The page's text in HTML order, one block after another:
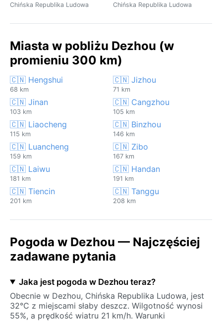
Chińska Republika Ludowa Chińska Republika Ludowa
Miasta w pobliżu Dezhou (w
promieniu 300 km)
🇨🇳 Hengshui
68 km
🇨🇳 Jizhou
71 km
🇨🇳 Jinan
103 km
🇨🇳 Cangzhou
105 km
🇨🇳 Liaocheng
115 km
🇨🇳 Binzhou
146 km
🇨🇳 Luancheng
159 km
🇨🇳 Zibo
167 km
🇨🇳 Laiwu
181 km
🇨🇳 Handan
191 km
🇨🇳 Tiencin
201 km
🇨🇳 Tanggu
208 km
Pogoda w Dezhou — Najczęściej
zadawane pytania
Jaka jest pogoda w Dezhou teraz?
Obecnie w Dezhou, Chińska Republika Ludowa, jest
32°C z miejscami słaby deszcz. Wilgotność wynosi
55%, a prędkość wiatru 21 km/h. Warunki